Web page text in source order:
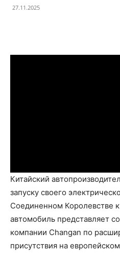
27.11.2025
Китайский
запуску своего
Соединенном Королевстве
автомобиль представляет
компании Changan по
присутствия на